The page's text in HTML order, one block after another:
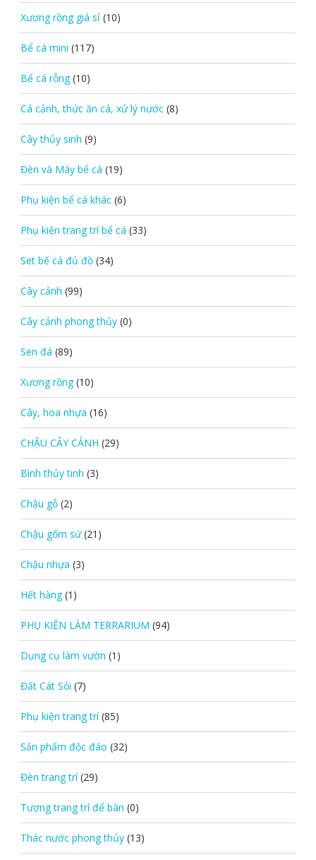
Xương rồng giá sỉ (10)
Bể cá mini (117)
Bể cá rỗng (10)
Cá cảnh, thức ăn cá, xử lý nước (8)
Cây thủy sinh (9)
Đèn và Máy bể cá (19)
Phụ kiện bể cá khác (6)
Phụ kiện trang trí bể cá (33)
Set bể cá đủ đồ (34)
Cây cảnh (99)
Cây cảnh phong thủy (0)
Sen đá (89)
Xương rồng (10)
Cây, hoa nhựa (16)
CHẬU CÂY CẢNH (29)
Bình thủy tinh (3)
Chậu gỗ (2)
Chậu gốm sứ (21)
Chậu nhựa (3)
Hết hàng (1)
PHỤ KIỆN LÀM TERRARIUM (94)
Dụng cụ làm vườn (1)
Đất Cát Sỏi (7)
Phụ kiện trang trí (85)
Sản phẩm độc đáo (32)
Đèn trang trí (29)
Tượng trang trí để bàn (0)
Thác nước phong thủy (13)